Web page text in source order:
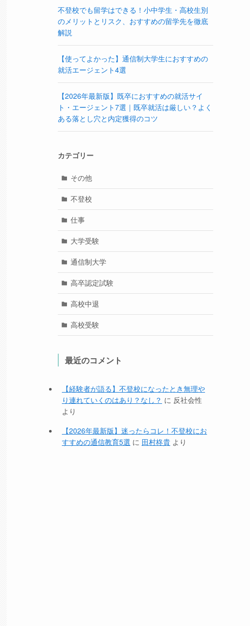
不登校でも留学はできる！小中学生・高校生別
のメリットとリスク、おすすめの留学先を徹底
解説
【使ってよかった】通信制大学生におすすめの
就活エージェント4選
【2026年最新版】既卒におすすめの就活サイ
ト・エージェント7選｜既卒就活は厳しい？よく
ある落とし穴と内定獲得のコツ
カテゴリー
その他
不登校
仕事
大学受験
通信制大学
高卒認定試験
高校中退
高校受験
最近のコメント
【経験者が語る】不登校になったとき無理や
り連れていくのはあり？なし？ に 反社会性
より
【2026年最新版】迷ったらコレ！不登校にお
すすめの通信教育5選 に 田村柊貴 より